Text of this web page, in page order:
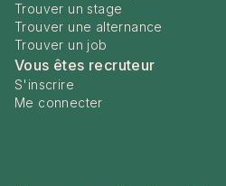
Trouver un stage
Trouver une alternance
Trouver un job
Vous êtes recruteur
S'inscrire
Me connecter